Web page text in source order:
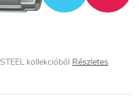
kollekcióból Részletes